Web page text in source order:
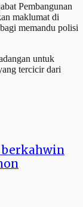
Pembangunan
maklumat di
memandu polisi
untuk
tercicir dari
berkahwin